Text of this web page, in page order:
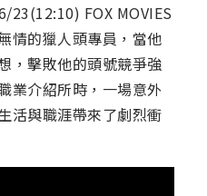
FOX MOVIES
的獵人頭專員，當他
，擊敗他的頭號競爭強
業介紹所時，一場意外
活與職涯帶來了劇烈衝